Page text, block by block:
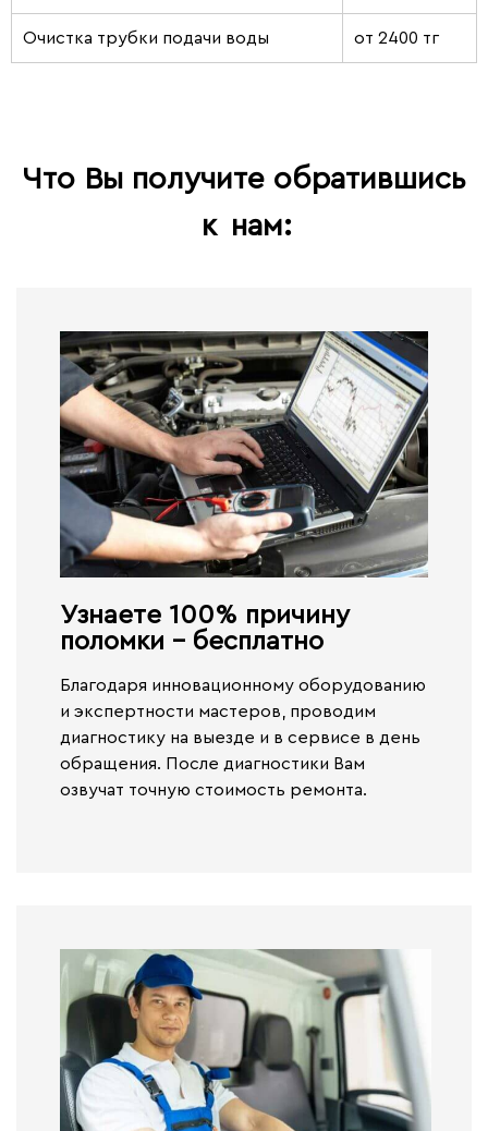
Очистка трубки подачи воды от 2400 тг
Что Вы получите обратившись
к нам:
Узнаете 100% причину
поломки - бесплатно​
Благодаря инновационному оборудованию
и экспертности мастеров, проводим
диагностику на выезде и в сервисе в день
обращения. После диагностики Вам
озвучат точную стоимость ремонта.